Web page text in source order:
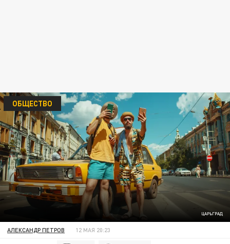
ЦАРЬГРАД
ОБЩЕСТВО
АЛЕКСАНДР ПЕТРОВ 12 МАЯ 20:23